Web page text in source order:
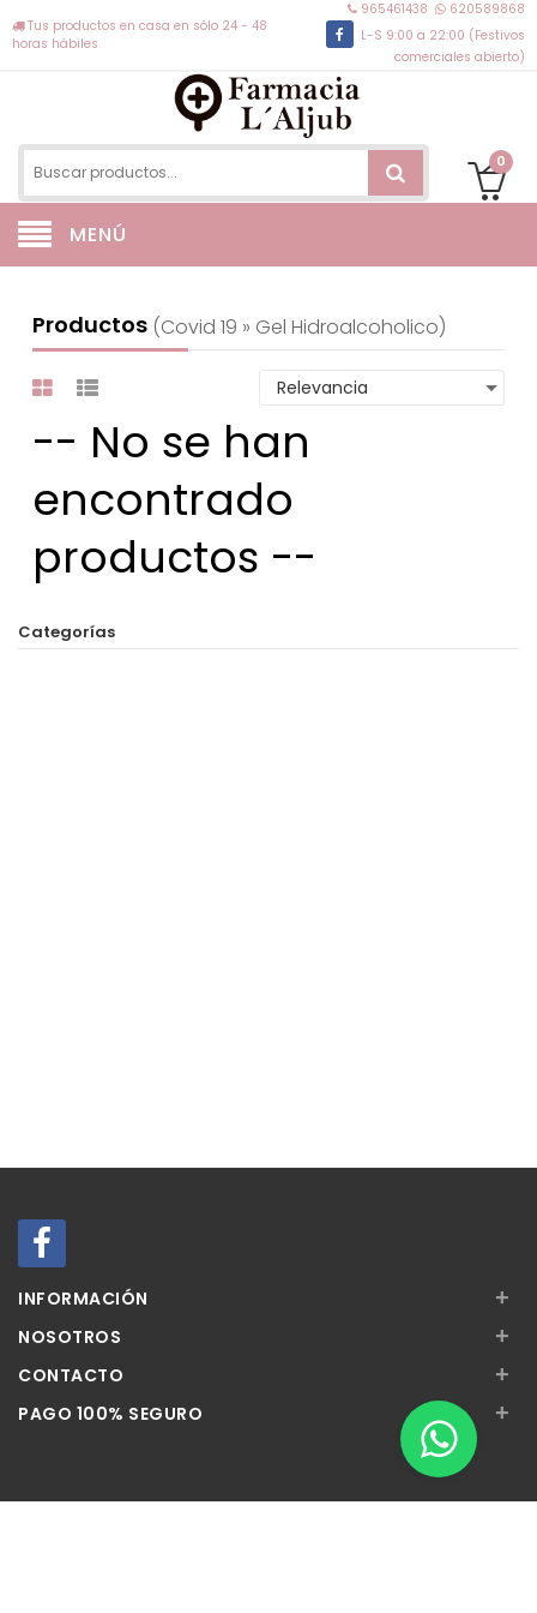
Tus productos en casa en sólo 24 - 48
horas hábiles
965461438
620589868
L-S 9:00 a 22:00 (Festivos
comerciales abierto)
0
MENÚ
Productos (covid 19 » Gel Hidroalcoholico)
-- No se han
encontrado
productos --
Categorías
INFORMACIÓN +
NOSOTROS +
CONTACTO +
PAGO 100% SEGURO +